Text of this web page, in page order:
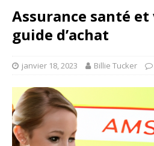
Assurance santé et
guide d’achat
janvier 18, 2023 Billie Tucker